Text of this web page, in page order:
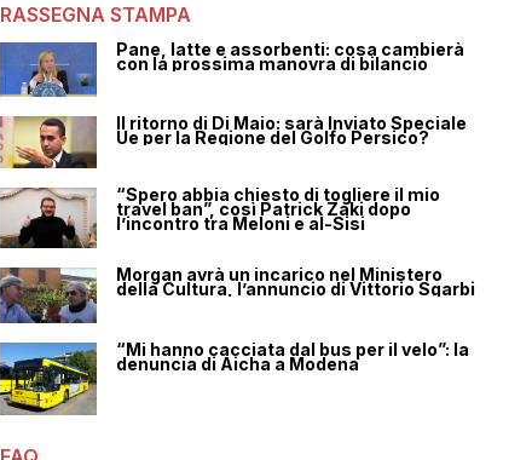
RASSEGNA STAMPA
Pane, latte e assorbenti: cosa cambierà
con la prossima manovra di bilancio
Il ritorno di Di Maio: sarà Inviato Speciale
Ue per la Regione del Golfo Persico?
“Spero abbia chiesto di togliere il mio
travel ban”, così Patrick Zaki dopo
l’incontro tra Meloni e al-Sisi
Morgan avrà un incarico nel Ministero
della Cultura, l’annuncio di Vittorio Sgarbi
“Mi hanno cacciata dal bus per il velo”: la
denuncia di Aicha a Modena